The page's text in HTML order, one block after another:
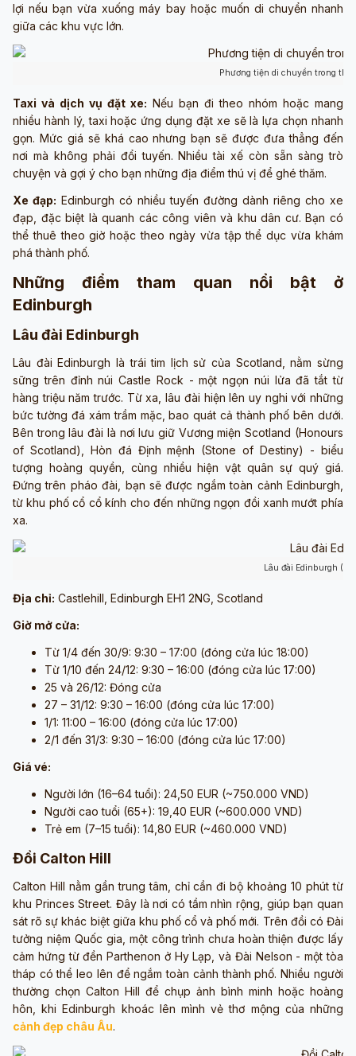
lợi nếu bạn vừa xuống máy bay hoặc muốn di chuyển nhanh
giữa các khu vực lớn.
Phương tiện di chuyển trong
Taxi và dịch vụ đặt xe: Nếu bạn đi theo nhóm hoặc mang
nhiều hành lý, taxi hoặc ứng dụng đặt xe sẽ là lựa chọn nhanh
gọn. Mức giá sẽ khá cao nhưng bạn sẽ được đưa thẳng đến
nơi mà không phải đổi tuyến. Nhiều tài xế còn sẵn sàng trò
chuyện và gợi ý cho bạn những địa điểm thú vị để ghé thăm.
Xe đạp: Edinburgh có nhiều tuyến đường dành riêng cho xe
đạp, đặc biệt là quanh các công viên và khu dân cư. Bạn có
thể thuê theo giờ hoặc theo ngày vừa tập thể dục vừa khám
phá thành phố.
Những điểm tham quan nổi bật ở
Edinburgh
Lâu đài Edinburgh
Lâu đài Edinburgh là trái tim lịch sử của Scotland, nằm sừng
sững trên đỉnh núi Castle Rock - một ngọn núi lửa đã tắt từ
hàng triệu năm trước. Từ xa, lâu đài hiện lên uy nghi với những
bức tường đá xám trầm mặc, bao quát cả thành phố bên dưới.
Bên trong lâu đài là nơi lưu giữ Vương miện Scotland (Honours
of Scotland), Hòn đá Định mệnh (Stone of Destiny) - biểu
tượng hoàng quyền, cùng nhiều hiện vật quân sự quý giá.
Đứng trên pháo đài, bạn sẽ được ngắm toàn cảnh Edinburgh,
từ khu phố cổ cổ kính cho đến những ngọn đồi xanh mướt phía
xa.
Lâu đài Edinburgh
Địa chỉ: Castlehill, Edinburgh EH1 2NG, Scotland
Giờ mở cửa:
Từ 1/4 đến 30/9: 9:30 – 17:00 (đóng cửa lúc 18:00)
Từ 1/10 đến 24/12: 9:30 – 16:00 (đóng cửa lúc 17:00)
25 và 26/12: Đóng cửa
27 – 31/12: 9:30 – 16:00 (đóng cửa lúc 17:00)
1/1: 11:00 – 16:00 (đóng cửa lúc 17:00)
2/1 đến 31/3: 9:30 – 16:00 (đóng cửa lúc 17:00)
Giá vé:
Người lớn (16–64 tuổi): 24,50 EUR (~750.000 VND)
Người cao tuổi (65+): 19,40 EUR (~600.000 VND)
Trẻ em (7–15 tuổi): 14,80 EUR (~460.000 VND)
Đồi Calton Hill
Calton Hill nằm gần trung tâm, chỉ cần đi bộ khoảng 10 phút từ
khu Princes Street. Đây là nơi có tầm nhìn rộng, giúp bạn quan
sát rõ sự khác biệt giữa khu phố cổ và phố mới. Trên đồi có Đài
tưởng niệm Quốc gia, một công trình chưa hoàn thiện được lấy
cảm hứng từ đền Parthenon ở Hy Lạp, và Đài Nelson - một tòa
tháp có thể leo lên để ngắm toàn cảnh thành phố. Nhiều người
thường chọn Calton Hill để chụp ảnh bình minh hoặc hoàng
hôn, khi Edinburgh khoác lên mình vẻ thơ mộng của những
cảnh đẹp châu Âu.